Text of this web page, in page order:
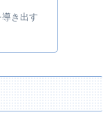
き出す